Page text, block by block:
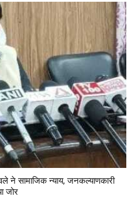
ने सामाजिक न्याय, जनकल्याणकारी
जोर